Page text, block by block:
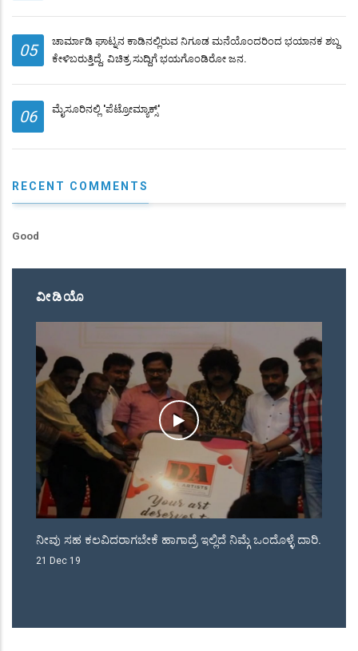
05
ಚಾರ್ಮಾಡಿ ಘಾಟ್ನನ ಕಾಡಿನಲ್ಲಿರುವ ನಿಗೂಡ ಮನೆಯೊಂದರಿಂದ ಭಯಾನಕ ಶಬ್ದ
ಕೇಳಿಬರುತ್ತಿದ್ದೆ. ವಿಚಿತ್ರ ಸುದ್ದಿಗೆ ಭಯಗೊಂಡಿರೋ ಜನ.
06 ಮೈಸೂರಿನಲ್ಲಿ 'ಪೆಟ್ರೋಮ್ಯಾಕ್ಸ್'
RECENT COMMENTS
Good
ವೀಡಿಯೊ
ನೀವು ಸಹ ಕಲವಿದರಾಗಬೇಕೆ ಹಾಗಾದ್ರೆ ಇಲ್ಲಿದೆ ನಿಮ್ಗೆ ಒಂದೊಳ್ಳೆ ದಾರಿ.
21 Dec 19